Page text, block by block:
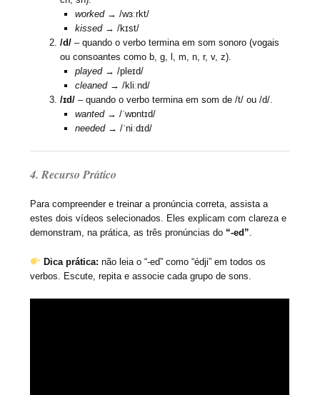
worked→ /wɜːrkt/
kissed→ /kɪst/
/d/ – quando o verbo termina em som sonoro (vogais
ou consoantes como b, g, l, m, n, r, v, z).
played→ /pleɪd/
cleaned→ /kliːnd/
/ɪd/ – quando o verbo termina em som de /t/ ou /d/.
wanted→ /ˈwɒntɪd/
needed→ /ˈniːdɪd/
4. Recurso Prático
Para compreender e treinar a pronúncia correta, assista a
estes dois vídeos selecionados. Eles explicam com clareza e
demonstram, na prática, as três pronúncias do “-ed”
Dica prática: não leia o “-ed” como “édji” em todos os
verbos. Escute, repita e associe cada grupo de sons.